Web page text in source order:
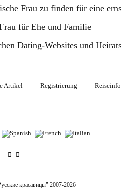
Frau zu finden für eine
für Ehe und Familie
Dating-Websites und
Artikel Registrierung
красавицы" 2007-2026